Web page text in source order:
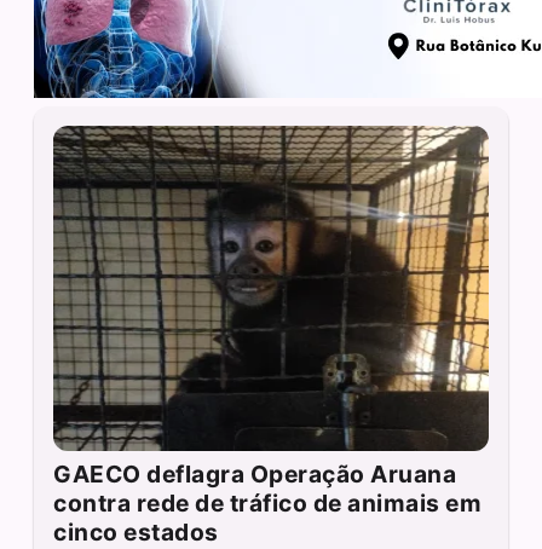
GAECO deflagra Operação Aruana
contra rede de tráfico de animais em
cinco estados